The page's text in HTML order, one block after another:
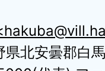
北安曇郡白